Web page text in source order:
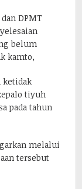
DPMT
belum
kamto,
ketidak
tiyuh
pada tahun
melalui
tersebut